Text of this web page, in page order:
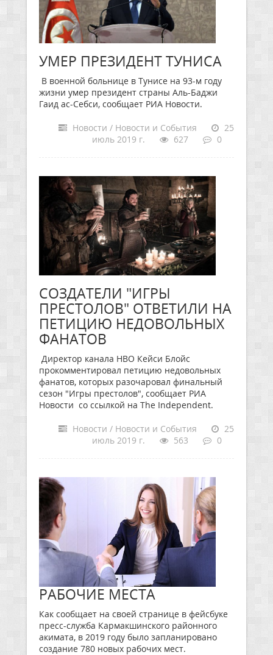
УМЕР ПРЕЗИДЕНТ ТУНИСА
В военной больнице в Тунисе на 93-м году
жизни умер президент страны Аль-Баджи
Гаид ас-Себси, сообщает РИА Новости.
Новости / Новости и События
25
июль 2019 г.
627 0
СОЗДАТЕЛИ "ИГРЫ
ПРЕСТОЛОВ" ОТВЕТИЛИ НА
ПЕТИЦИЮ НЕДОВОЛЬНЫХ
ФАНАТОВ
Директор канала HBO Кейси Блойс
прокомментировал петицию недовольных
фанатов, которых разочаровал финальный
сезон "Игры престолов", сообщает РИА
Новости со ссылкой на The Independent.
Новости / Новости и События
25
июль 2019 г.
563 0
РАБОЧИЕ МЕСТА
Как сообщает на своей странице в фейсбуке
пресс-служба Кармакшинского районного
акимата, в 2019 году было запланировано
создание 780 новых рабочих мест.